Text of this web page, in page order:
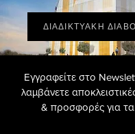
ΔΙΑΔΙΚΤΥΑΚΗ
Εγγραφείτε στο
λαμβάνετε
& προσφορές για τα